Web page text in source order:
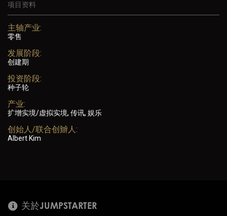
项目资料
主轴产业:
零售
发展阶段:
创建期
投资阶段:
种子轮
产业:
扩增实境/虚拟实境, 传讯, 娱乐
创始人/联合创辧人:
Albert Kim
关於JUMPSTARTER